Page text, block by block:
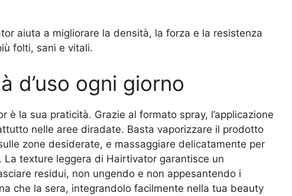
aiuta a migliorare la densità, la forza e la resistenza
folti, sani e vitali.
d’uso ogni giorno
la sua praticità. Grazie al formato spray, l’applicazione
nelle aree diradate. Basta vaporizzare il prodotto
zone desiderate, e massaggiare delicatamente per
La texture leggera di Hairtivator garantisce un
residui, non ungendo e non appesantendo i
che la sera, integrandolo facilmente nella tua beauty